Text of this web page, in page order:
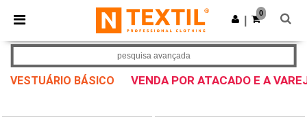
× App Ntextil
Melhores preços na app!
Obter app
0
VESTUÁRIO BÁSICO VENDA POR ATACADO E A
pesquisa avançada